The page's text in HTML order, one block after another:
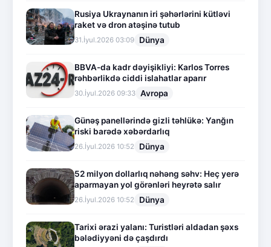
Rusiya Ukraynanın iri şəhərlərini kütləvi
raket və dron atəşinə tutub
31.İyul.2026 03:09 Dünya
BBVA-da kadr dəyişikliyi: Karlos Torres
rəhbərlikdə ciddi islahatlar aparır
30.İyul.2026 09:33 Avropa
Günəş panellərində gizli təhlükə: Yanğın
riski barədə xəbərdarlıq
26.İyul.2026 10:52 Dünya
52 milyon dollarlıq nəhəng səhv: Heç yerə
aparmayan yol görənləri heyrətə salır
26.İyul.2026 10:52 Dünya
Tarixi ərazi yalanı: Turistləri aldadan şəxs
bələdiyyəni də çaşdırdı